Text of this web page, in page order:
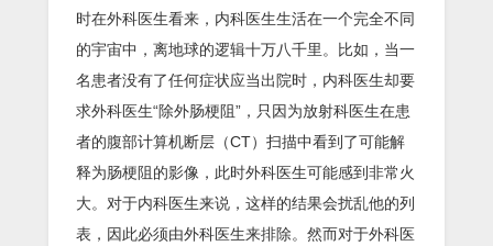
时在外科医生看来，内科医生生活在一个完全不同
的宇宙中，离地球的逻辑十万八千里。比如，当一
名患者没有了任何症状应当出院时，内科医生却要
求外科医生“除外肠梗阻”，只因为放射科医生在患
者的腹部计算机断层（CT）扫描中看到了可能解
释为肠梗阻的影像，此时外科医生可能感到非常火
大。对于内科医生来说，这样的结果会扰乱他的列
表，因此必须由外科医生来排除。然而对于外科医